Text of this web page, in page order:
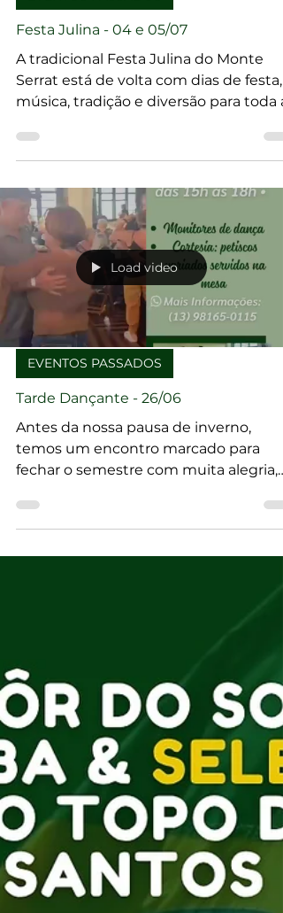
EVENTOS PASSADOS
Festa Julina - 04 e 05/07
A tradicional Festa Julina do Monte
música, tradição e diversão para toda a
família no morro mais charmoso e
divertido de Santos!
Load video
EVENTOS PASSADOS
Tarde Dançante - 26/06
Antes da nossa pausa de inverno,
fechar o semestre com muita alegria,
dança e momentos especiais no alto
Monte Serrat!